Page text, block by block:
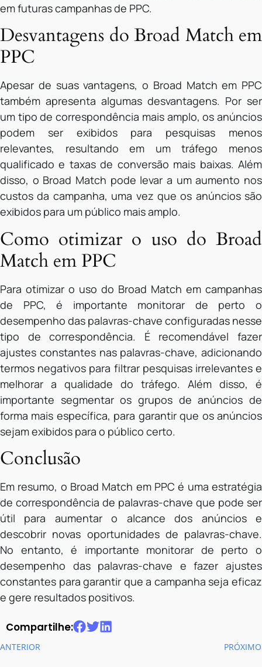
em futuras campanhas de PPC.
Desvantagens do Broad Match em
PPC
Apesar de suas vantagens, o Broad Match em PPC
também apresenta algumas desvantagens. Por ser
um tipo de correspondência mais amplo, os anúncios
podem ser exibidos para pesquisas menos
relevantes, resultando em um tráfego menos
qualificado e taxas de conversão mais baixas. Além
disso, o Broad Match pode levar a um aumento nos
custos da campanha, uma vez que os anúncios são
exibidos para um público mais amplo.
Como otimizar o uso do Broad
Match em PPC
Para otimizar o uso do Broad Match em campanhas
de PPC, é importante monitorar de perto o
desempenho das palavras-chave configuradas nesse
tipo de correspondência. É recomendável fazer
ajustes constantes nas palavras-chave, adicionando
termos negativos para filtrar pesquisas irrelevantes e
melhorar a qualidade do tráfego. Além disso, é
importante segmentar os grupos de anúncios de
forma mais específica, para garantir que os anúncios
sejam exibidos para o público certo.
Conclusão
Em resumo, o Broad Match em PPC é uma estratégia
de correspondência de palavras-chave que pode ser
útil para aumentar o alcance dos anúncios e
descobrir novas oportunidades de palavras-chave.
No entanto, é importante monitorar de perto o
desempenho das palavras-chave e fazer ajustes
constantes para garantir que a campanha seja eficaz
e gere resultados positivos.
Compartilhe:
ANTERIOR PRÓXIMO